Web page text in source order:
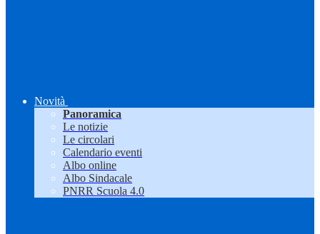
Novità
Panoramica
Le notizie
Le circolari
Calendario eventi
Albo online
Albo Sindacale
PNRR Scuola 4.0